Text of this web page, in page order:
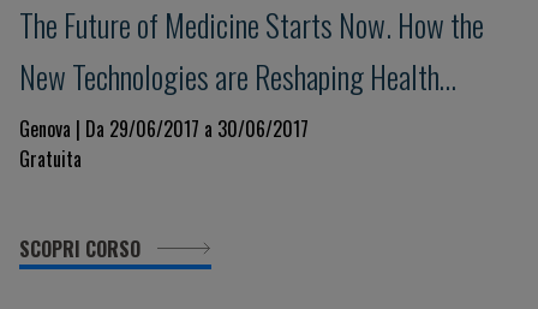
The Future of Medicine Starts Now. How the
New Technologies are Reshaping Health
Science
Genova | Da 29/06/2017 a 30/06/2017
Gratuita
SCOPRI CORSO